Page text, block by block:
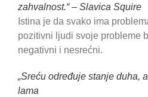
zahvalnost.“ – Slavica Squire
Istina je da svako ima
pozitivni ljudi svoje probleme
negativni i nesrećni.
„Sreću određuje stanje duha,
lama